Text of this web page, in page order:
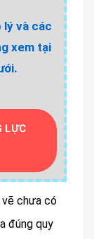
lý và các
xem tại
LỰC
chưa có
đúng quy